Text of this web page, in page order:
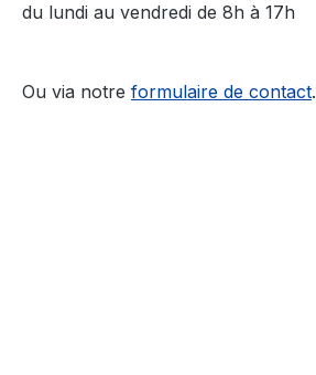
du lundi au vendredi de 8h à 17h
Ou via notre formulaire de contact.